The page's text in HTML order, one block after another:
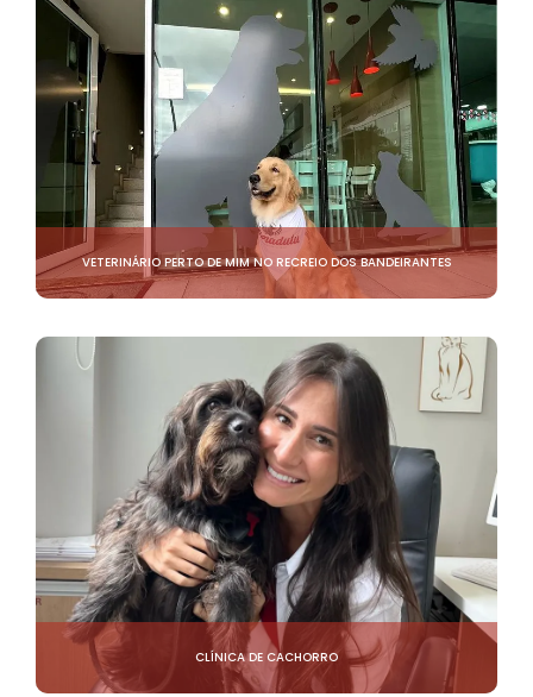
VETERINÁRIO PERTO DE MIM NO RECREIO DOS BANDEIRANTES
CLÍNICA DE CACHORRO